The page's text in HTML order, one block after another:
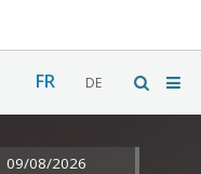
FR DE
09/08/2026